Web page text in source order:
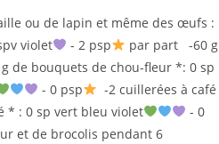
:
ou de lapin et même des œufs :
violet - 2 psp
par part -60 g
de bouquets de chou-fleur *: 0 sp
- 0 psp
-2 cuillerées à café
* : 0 sp vert bleu violet
- 0
et de brocolis pendant 6